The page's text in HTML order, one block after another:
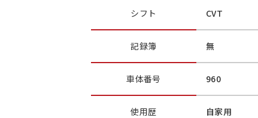
シフト CVT
記録簿 無
車体番号 960
使用歴 自家用